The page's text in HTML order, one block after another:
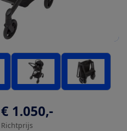
€ 1.050,-
Richtprijs